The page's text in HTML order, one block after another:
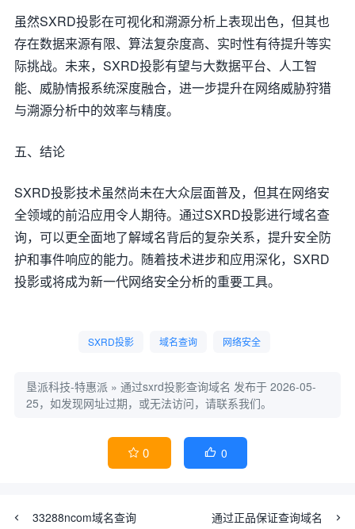
虽然SXRD投影在可视化和溯源分析上表现出色，但其也
存在数据来源有限、算法复杂度高、实时性有待提升等实
际挑战。未来，SXRD投影有望与大数据平台、人工智
能、威胁情报系统深度融合，进一步提升在网络威胁狩猎
与溯源分析中的效率与精度。
五、结论
SXRD投影技术虽然尚未在大众层面普及，但其在网络安
全领域的前沿应用令人期待。通过SXRD投影进行域名查
询，可以更全面地了解域名背后的复杂关系，提升安全防
护和事件响应的能力。随着技术进步和应用深化，SXRD
投影或将成为新一代网络安全分析的重要工具。
SXRD投影 域名查询 网络安全
垦派科技-特惠派 » 通过sxrd投影查询域名 发布于 2026-05-
25，如发现网址过期，或无法访问，请联系我们。
 0  0
33288ncom域名查询 通过正品保证查询域名